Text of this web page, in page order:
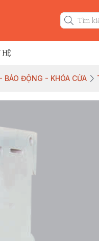
HỆ
ĐỘNG - KHÓA CỬA